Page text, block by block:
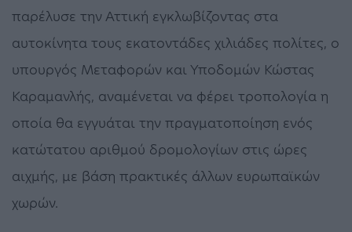
παρέλυσε την Αττική εγκλωβίζοντας στα
αυτοκίνητα τους εκατοντάδες χιλιάδες πολίτες, ο
υπουργός Μεταφορών και Υποδομών Κώστας
Καραμανλής, αναμένεται να φέρει τροπολογία η
οποία θα εγγυάται την πραγματοποίηση ενός
κατώτατου αριθμού δρομολογίων στις ώρες
αιχμής, με βάση πρακτικές άλλων ευρωπαϊκών
χωρών.